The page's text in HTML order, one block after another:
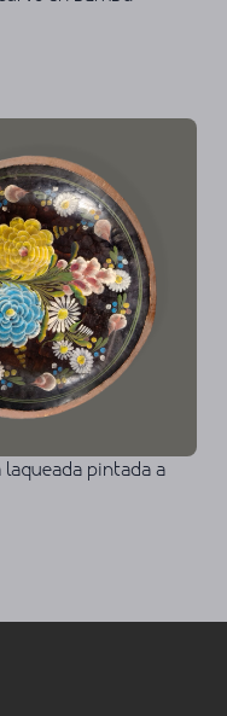
laqueada pintada a